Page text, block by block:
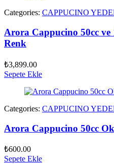
Categories: CAPPUCINO
Arora Cappucino 50cc
Renk
₺3,899.00
Sepete Ekle
Categories: CAPPUCINO
Arora Cappucino 50cc
₺600.00
Sepete Ekle